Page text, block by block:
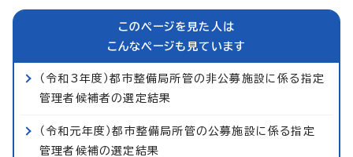
このページを見た人は
こんなページも見ています
（令和3年度）都市整備局所管の非公募施設に係る指定
管理者候補者の選定結果
（令和元年度）都市整備局所管の公募施設に係る指定
管理者候補の選定結果